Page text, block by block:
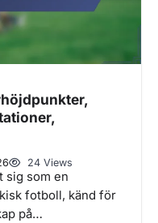
24 Views
sig som en
fotboll, känd för
på…